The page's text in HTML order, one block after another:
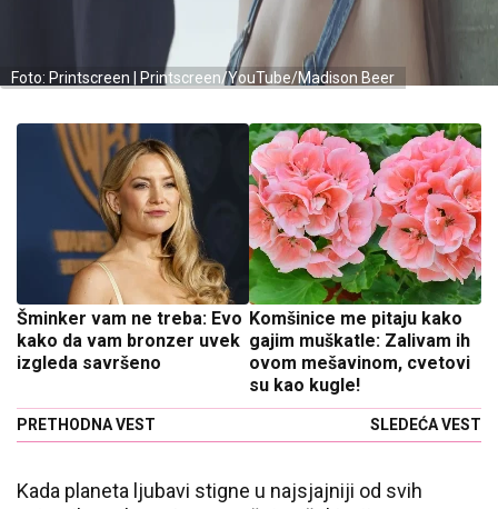
Foto: Printscreen | Printscreen/YouTube/Madison Beer
Šminker vam ne treba: Evo
kako da vam bronzer uvek
izgleda savršeno
PRETHODNA VEST
Komšinice me pitaju kako
gajim muškatle: Zalivam ih
ovom mešavinom, cvetovi
su kao kugle!
SLEDEĆA VEST
Kada planeta ljubavi stigne u najsjajniji od svih